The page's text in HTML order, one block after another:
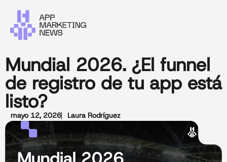
Mundial 2026. ¿El funnel
de registro de tu app está
listo?
mayo 12, 2026 Laura Rodríguez